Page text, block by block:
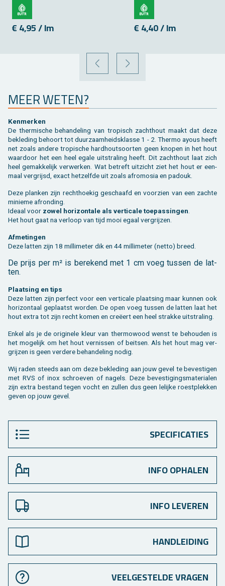
€ 4,95 / lm € 4,40 / lm
VORIGE VOLGENDE
MEER WETEN?
Ken­mer­ken
De ther­mi­sche be­han­de­ling van tro­pisch zacht­hout maakt dat deze
be­kle­ding be­hoort tot duur­zaam­heids­klas­se 1 - 2. Ther­mo ayous heeft
net zoals an­de­re tro­pi­sche hard­hout­soor­ten geen kno­pen in het hout
waar­door het een heel egale uit­stra­ling heeft. Dit zacht­hout laat zich
heel ge­mak­ke­lijk ver­wer­ken. Wat be­treft uit­zicht ziet het hout er een­
maal ver­grijsd, exact het­zelf­de uit zoals af­ro­mo­sia en pa­douk.
Deze plan­ken zijn recht­hoe­kig ge­schaafd en voor­zien van een zach­te
mi­nie­me af­ron­ding.
Ide­aal voor zowel ho­ri­zon­ta­le als ver­ti­ca­le toe­pas­sin­gen
Het hout gaat na ver­loop van tijd mooi egaal ver­grij­zen.
Af­me­tin­gen
Deze lat­ten zijn 18 mil­li­me­ter dik en 44 mil­li­me­ter (netto) breed.
De prijs per m² is be­re­kend met 1 cm voeg tus­sen de lat­
ten.
Plaat­sing en tips
Deze lat­ten zijn per­fect voor een ver­ti­ca­le plaat­sing maar kun­nen ook
ho­ri­zon­taal ge­plaatst wor­den. De open voeg tus­sen de lat­ten laat het
hout extra tot zijn recht komen en creëert een heel strak­ke uit­stra­ling.
Enkel als je de ori­gi­ne­le kleur van ther­mo­wood wenst te be­hou­den is
het mo­ge­lijk om het hout ver­nis­sen of beit­sen. Als het hout mag ver­
grij­zen is geen ver­de­re be­han­de­ling nodig.
Wij raden steeds aan om deze be­kle­ding aan jouw gevel te be­ves­ti­gen
met RVS of inox schroe­ven of na­gels. Deze be­ves­ti­gings­ma­te­ri­a­len
zijn extra be­stand tegen vocht en zul­len dus geen le­lij­ke roest­plek­ken
geven op jouw gevel.
SPECIFICATIES
INFO OPHALEN
INFO LEVEREN
HANDLEIDING
VEELGESTELDE VRAGEN